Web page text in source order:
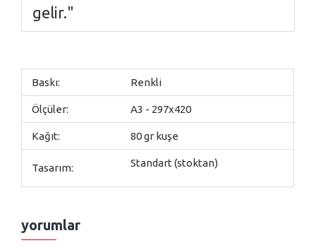
gelir."
Baskı: Renkli
Ölçüler: A3 - 297x420
Kağıt: 80 gr kuşe
Tasarım: Standart (stoktan)
yorumlar